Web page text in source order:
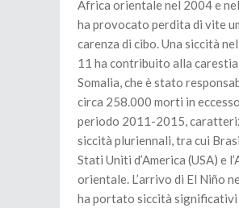
Africa orientale nel 2004 e
ha provocato perdita di vite
carenza di cibo. Una siccità
11 ha contribuito alla
Somalia, che è stato
circa 258.000 morti in
periodo 2011-2015,
siccità pluriennali, tra cui
Stati Uniti d’America (USA) e
orientale. L’arrivo di El Niño
ha portato siccità significativi